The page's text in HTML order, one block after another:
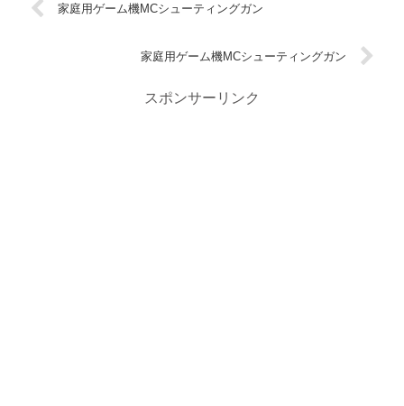
家庭用ゲーム機MCシューティングガン
家庭用ゲーム機MCシューティングガン
スポンサーリンク